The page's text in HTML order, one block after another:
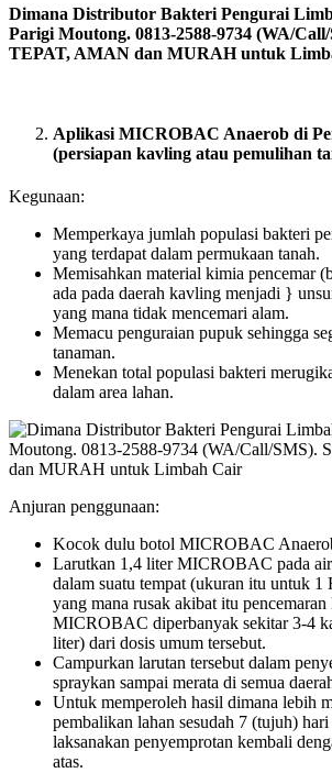
Dimana Distributor Bakteri Pengurai
Parigi Moutong. 0813-2588-9734 (WA/
TEPAT, AMAN dan MURAH untuk
Aplikasi MICROBAC Anaerob di
(persiapan kavling atau pemulihan
Kegunaan:
Memperkaya jumlah populasi bakteri
yang terdapat dalam permukaan tanah.
Memisahkan material kimia pencemar
ada pada daerah kavling menjadi }
yang mana tidak mencemari alam.
Memacu penguraian pupuk sehingga
tanaman.
Menekan total populasi bakteri
dalam area lahan.
Anjuran penggunaan:
Kocok dulu botol MICROBAC
Larutkan 1,4 liter MICROBAC pada
dalam suatu tempat (ukuran itu untuk 1
yang mana rusak akibat itu
MICROBAC diperbanyak sekitar 3-4
liter) dari dosis umum tersebut.
Campurkan larutan tersebut dalam
spraykan sampai merata di semua
Untuk memperoleh hasil dimana lebih
pembalikan lahan sesudah 7 (tujuh)
laksanakan penyemprotan kembali
atas.